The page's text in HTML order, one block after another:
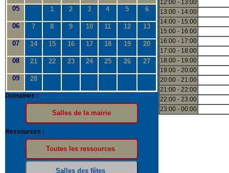
05
1 2 3 4 5 6
06 7 8 9 10 11 12 13
07 14 15 16 17 18 19 20
08 21 22 23 24 25 26 27
09 28
Domaines :
Ressources :
12:00 - 13:00
13:00 - 14:00
14:00 - 15:00
15:00 - 16:00
16:00 - 17:00
17:00 - 18:00
18:00 - 19:00
19:00 - 20:00
20:00 - 21:00
21:00 - 22:00
22:00 - 23:00
23:00 - 00:00